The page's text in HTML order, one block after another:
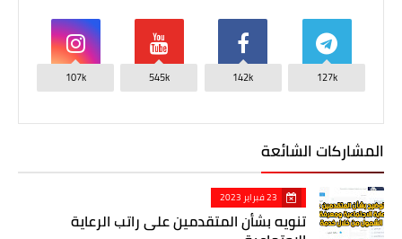
127k
142k
545k
107k
المشاركات الشائعة
23 فبراير 2023
تنويه بشأن المتقدمين على راتب الرعاية